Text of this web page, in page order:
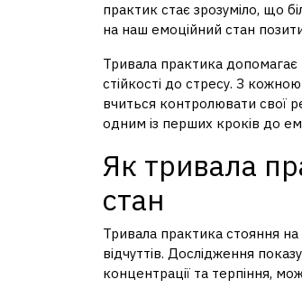
практик стає зрозуміло, що
на наш емоційний стан
Тривала практика
стійкості до стресу. З
вчиться контролювати свої
одним із перших кроків до
Як тривала
стан
Тривала практика стояння
відчуттів. Дослідження
концентрації та терпіння,